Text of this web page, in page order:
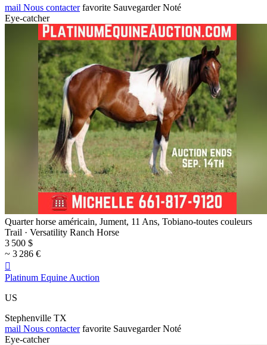
mail Nous contacter favorite Sauvegarder Noté
Eye-catcher
Quarter horse américain, Jument, 11 Ans, Tobiano-toutes couleurs
Trail · Versatility Ranch Horse
3 500 $
~ 3 286 €

Platinum Equine Auction
US
Stephenville TX
mail Nous contacter favorite Sauvegarder Noté
Eye-catcher